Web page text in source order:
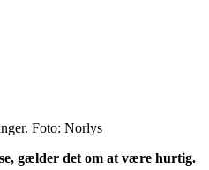
Foto: Norlys
gælder det om at være hurtig.